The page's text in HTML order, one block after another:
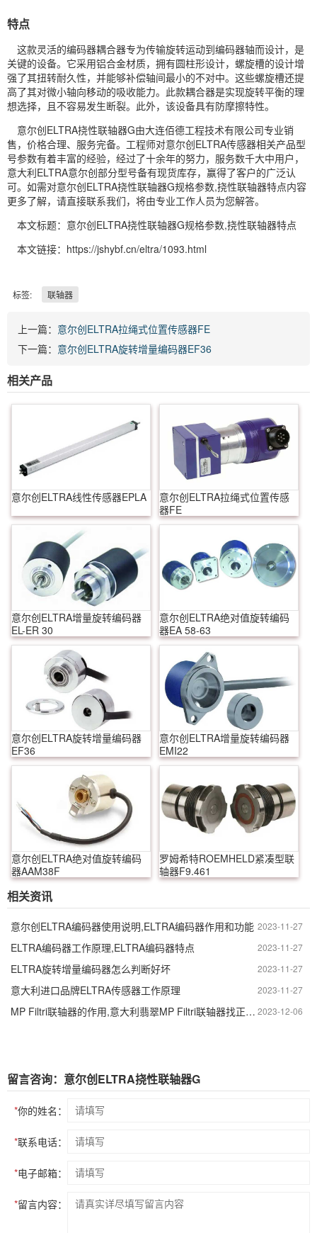
特点
这款灵活的编码器耦合器专为传输旋转运动到编码器轴而设计，是
关键的设备。它采用铝合金材质，拥有圆柱形设计，螺旋槽的设计增
强了其扭转耐久性，并能够补偿轴间最小的不对中。这些螺旋槽还提
高了其对微小轴向移动的吸收能力。此款耦合器是实现旋转平衡的理
想选择，且不容易发生断裂。此外，该设备具有防摩擦特性。
意尔创ELTRA挠性联轴器G由大连佰德工程技术有限公司专业销
售，价格合理、服务完备。工程师对意尔创ELTRA传感器相关产品型
号参数有着丰富的经验，经过了十余年的努力，服务数千大中用户，
意大利ELTRA意尔创部分型号备有现货库存，赢得了客户的广泛认
可。如需对意尔创ELTRA挠性联轴器G规格参数,挠性联轴器特点内容
更多了解，请直接联系我们，将由专业工作人员为您解答。
本文标题：意尔创ELTRA挠性联轴器G规格参数,挠性联轴器特点
本文链接：https://jshybf.cn/eltra/1093.html
标签: 联轴器
上一篇： 意尔创ELTRA拉绳式位置传感器FE
下一篇： 意尔创ELTRA旋转增量编码器EF36
相关产品
意尔创ELTRA线性传感器EPLA
意尔创ELTRA拉绳式位置传感
器FE
意尔创ELTRA增量旋转编码器
EL-ER 30
意尔创ELTRA绝对值旋转编码
器EA 58-63
意尔创ELTRA旋转增量编码器
EF36
意尔创ELTRA增量旋转编码器
EMI22
意尔创ELTRA绝对值旋转编码
器AAM38F
罗姆希特ROEMHELD紧凑型联
轴器F9.461
相关资讯
2023-11-27
意尔创ELTRA编码器使用说明,ELTRA编码器作用和功能
2023-11-27
ELTRA编码器工作原理,ELTRA编码器特点
2023-11-27
ELTRA旋转增量编码器怎么判断好坏
2023-11-27
意大利进口品牌ELTRA传感器工作原理
2023-12-06
MP Filtri联轴器的作用,意大利翡翠MP Filtri联轴器找正的简单方法
留言咨询：意尔创ELTRA挠性联轴器G
*你的姓名：
*联系电话：
*电子邮箱：
*留言内容：